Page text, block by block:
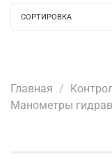
СОРТИРОВКА
Главная
Манометры